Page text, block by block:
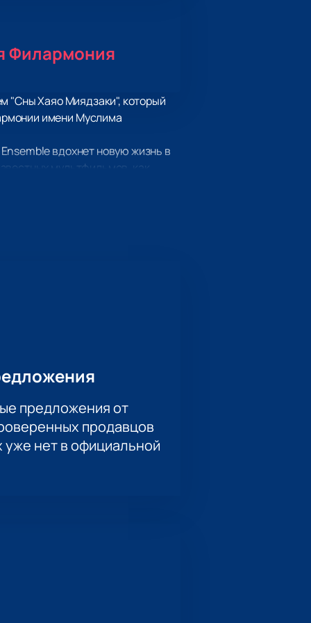
Филармония
"Сны Хаяо Миядзаки", который
имени Муслима
вдохнет новую жизнь в
мультфильмов, как
заполнят пространство
музыки создадут
академической
удобство и безопасность во
«Сны Хаяо Миядзаки» в
предложения от
продавцов
нет в официальной